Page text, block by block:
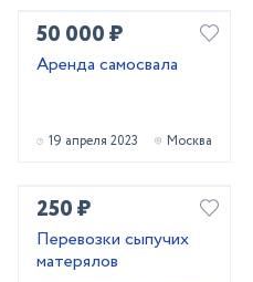
50 000 ₽
Аренда самосвала
19 апреля 2023 Москва
250 ₽
Перевозки сыпучих
матерялов